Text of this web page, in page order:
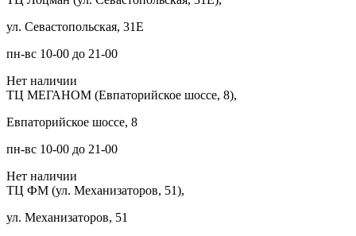
ул. Севастопольская, 31Е
пн-вс 10-00 до 21-00
Нет наличии
ТЦ МЕГАНОМ (Евпаторийское шоссе, 8),
Евпаторийское шоссе, 8
пн-вс 10-00 до 21-00
Нет наличии
ТЦ ФМ (ул. Механизаторов, 51),
ул. Механизаторов, 51